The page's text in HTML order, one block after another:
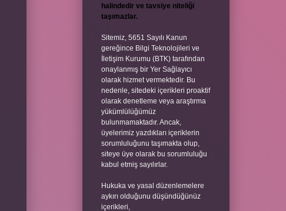
halindedir ve tavsiye niteliği
taşımazlar.
Sitemiz, 5651 Sayılı Kanun
gereğince Bilgi Teknolojileri ve
İletişim Kurumu (BTK) tarafından
onaylanmış bir Yer Sağlayıcı
olarak hizmet vermektedir. Bu
nedenle, sitedeki içerikleri proaktif
olarak denetleme veya araştırma
yükümlülüğümüz
bulunmamaktadır. Ancak,
üyelerimiz yazdıkları içeriklerin
sorumluluğunu taşımakta olup,
siteye üye olarak bu sorumluluğu
kabul etmiş sayılırlar.
Hukuka ve yasal düzenlemelere
aykırı olduğunu düşündüğünüz
içerikleri,